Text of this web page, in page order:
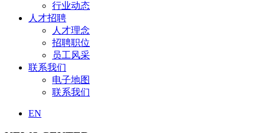
行业动态
人才招聘
人才理念
招聘职位
员工风采
联系我们
电子地图
联系我们
EN